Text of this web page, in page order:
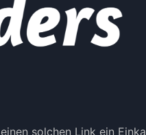
solchen Link ein